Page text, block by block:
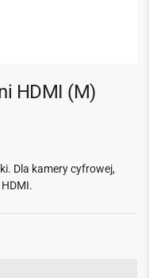
HDMI (M)
Dla kamery cyfrowej,